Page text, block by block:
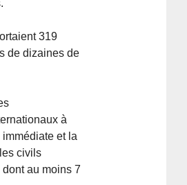
319
de dizaines de
à
et la
civils
au moins 7